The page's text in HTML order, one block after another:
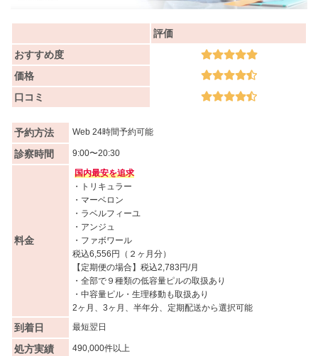
評価
おすすめ度
価格
口コミ
予約方法 Web 24時間予約可能
診察時間 9:00〜20:30
料金
国内最安を追求
・トリキュラー
・マーベロン
・ラベルフィーユ
・アンジュ
・ファボワール
税込6,556円（２ヶ月分）
【定期便の場合】税込2,783円/月
・全部で９種類の低容量ピルの取扱あり
・中容量ピル・生理移動も取扱あり
2ヶ月、3ヶ月、半年分、定期配送から選択可能
到着日 最短翌日
処方実績 490,000件以上